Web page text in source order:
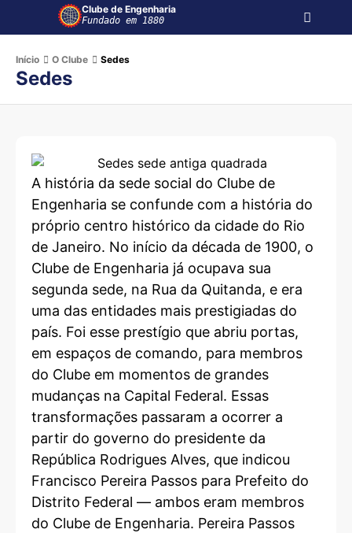
Clube de Engenharia
Fundado em 1880
Início O Clube Sedes
Sedes
A história da sede social do Clube de
Engenharia se confunde com a história do
próprio centro histórico da cidade do Rio
de Janeiro. No início da década de 1900, o
Clube de Engenharia já ocupava sua
segunda sede, na Rua da Quitanda, e era
uma das entidades mais prestigiadas do
país. Foi esse prestígio que abriu portas,
em espaços de comando, para membros
do Clube em momentos de grandes
mudanças na Capital Federal. Essas
transformações passaram a ocorrer a
partir do governo do presidente da
República Rodrigues Alves, que indicou
Francisco Pereira Passos para Prefeito do
Distrito Federal — ambos eram membros
do Clube de Engenharia. Pereira Passos